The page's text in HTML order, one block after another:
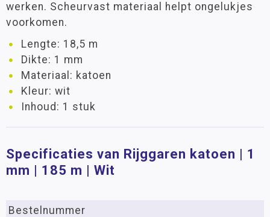
werken. Scheurvast materiaal helpt ongelukjes
voorkomen.
Lengte: 18,5 m
Dikte: 1 mm
Materiaal: katoen
Kleur: wit
Inhoud: 1 stuk
Specificaties van Rijggaren katoen | 1
mm | 185 m | Wit
Bestelnummer